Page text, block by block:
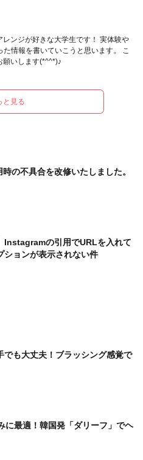
レンジが好きな大学生です！ 実体験や
た情報を書いていこうと思います。 こ
願いします(*^^*)♪
と見る
の不具合を改修いたしました。
Instagramの引用でURLを入れて
ションが表示されない件
でも大丈夫！ブラッシング感覚で
に最適！韓国発「ダリーフ」でヘ